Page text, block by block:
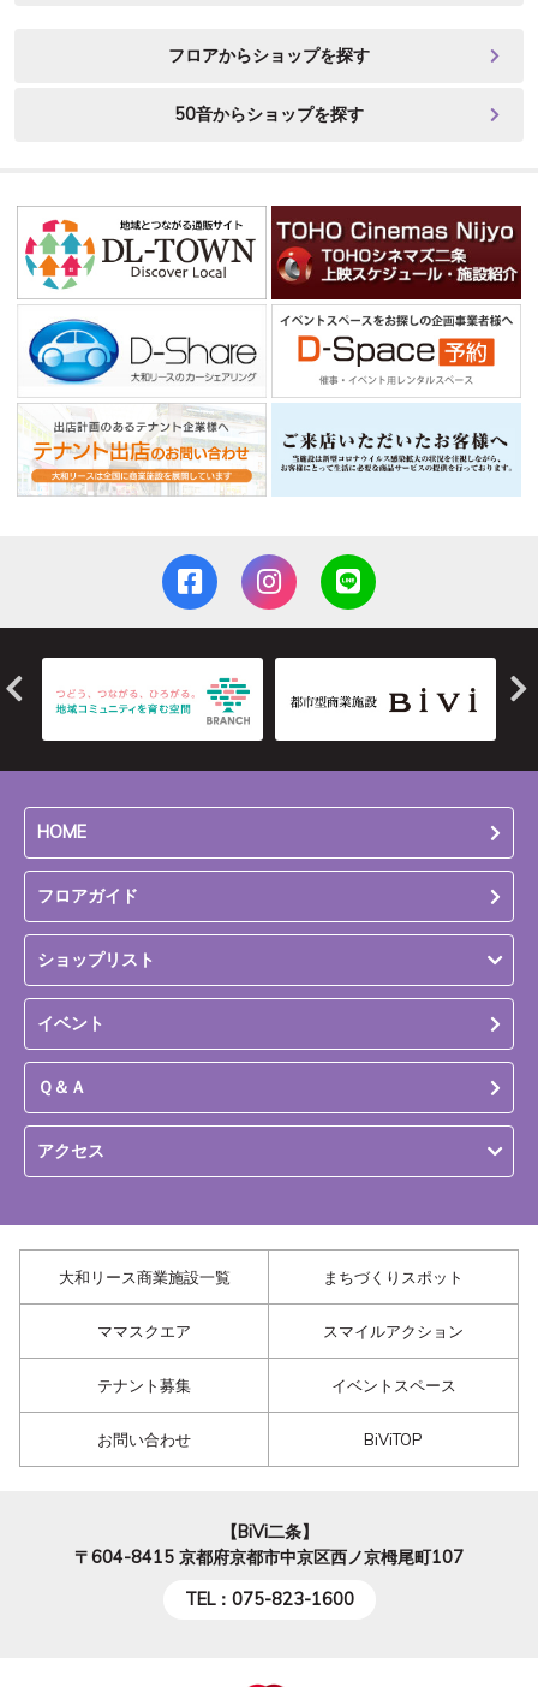
フロアからショップを探す
50音からショップを探す
HOME
フロアガイド
ショップリスト
イベント
Ｑ＆Ａ
アクセス
大和リース商業施設一覧 まちづくりスポット
ママスクエア スマイルアクション
テナント募集 イベントスペース
お問い合わせ BiViTOP
【BiVi二条】
〒604-8415 京都府京都市中京区西ノ京栂尾町107
TEL：075-823-1600